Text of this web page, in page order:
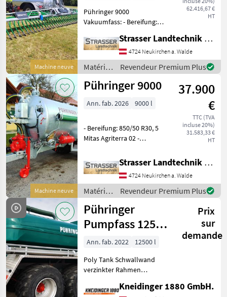
9000
MARKETPLACE
Marketplace
Offres des
distributeurs
Petites
annonces
Machine neuve
62.416,67 €
HT
Pühringer 9000
Vakuumfass: - Bereifung:
Kompressor - hydraulische
Knickdeichsel mit
Deichseldämpfer -
Stahlsiphon, große
Ausführung
Strasser Landtechnik GmbH
4724 Neukirchen a. Walde
Matériels
de
fertilisation
irrigation
Pühringer
Revendeur Premium Plus
Machine neuve
Pühringer 9000
37.900
€
TTC (TVA
incluse 20%)
31.583,33 €
HT
Ann. fab. 2026 9000 l
- Bereifung: 850/50 R30, 5
Mitas Agriterra 02 -
Warntafeln für Typisierung
mit Überbreite - MEC II
11.000 Kompressor -
Talfahrtausbringung -
Vorbe
Strasser Landtechnik GmbH
4724 Neukirchen a. Walde
Matériels
de
fertilisation
et
irrigation
/
Revendeur Premium Plus
Pühringer
Pumpfass 12500
Liter
Prix
sur
demande
Ann. fab. 2022
12500 l
Poly Tank Schwallwand
verzinkter Rahmen
hydraulisch Sperrbar 6 Zoll
Kneidinger 1880 GmbH.